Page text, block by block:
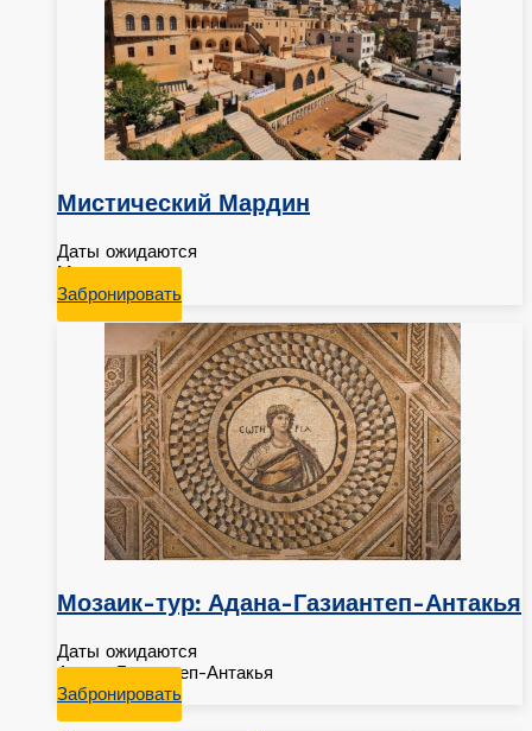
Мистический Мардин
Даты ожидаются
Мардин
Забронировать
Мозаик-тур: Адана-Газиантеп-Антакья
Даты ожидаются
Адана-Газиантеп-Антакья
Забронировать